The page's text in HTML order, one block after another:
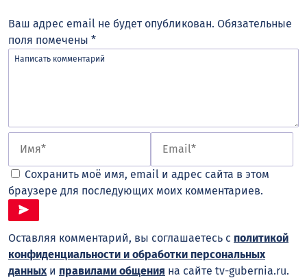
Ваш адрес email не будет опубликован. Обязательные
поля помечены *
Сохранить моё имя, email и адрес сайта в этом
браузере для последующих моих комментариев.
Оставляя комментарий, вы соглашаетесь с политикой
конфиденциальности и обработки персональных
данных и правилами общения на сайте tv-gubernia.ru.